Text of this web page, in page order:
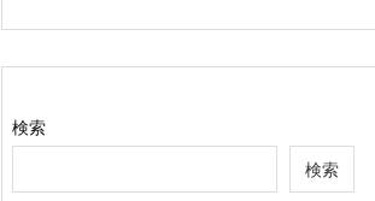
検索
検索